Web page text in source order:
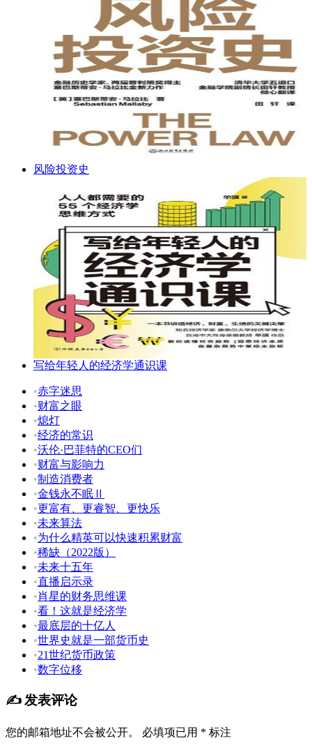
风险投资史
写给年轻人的经济学通识课
•赤字迷思
•财富之眼
•熄灯
•经济的常识
•沃伦·巴菲特的CEO们
•财富与影响力
•制造消费者
•金钱永不眠Ⅱ
•更富有、更睿智、更快乐
•未来算法
•为什么精英可以快速积累财富
•稀缺（2022版）
•未来十五年
•直播启示录
•肖星的财务思维课
•看！这就是经济学
•最底层的十亿人
•世界史就是一部货币史
•21世纪货币政策
•数字位移
✍️ 发表评论
您的邮箱地址不会被公开。 必填项已用 * 标注